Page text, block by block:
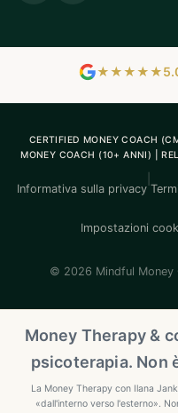
★★★★★
CERTIFIED MONEY COACH
MONEY COACH (10+ ANNI) |
Informativa sulla privacy
Impostazioni
© 2026 Mindful Money
Money Therapy &
psicoterapia. Non
La Money Therapy con Ilana
«dall'interno verso l'esterno».